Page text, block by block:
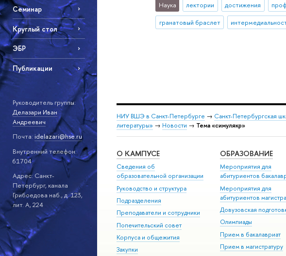
Семинар
Круглый стол
ЭБР
Публикации
Руководитель группы:
Делазари Иван
Андреевич
Почта: idelazari@hse.ru
Внутренний телефон:
61704
Адрес: Санкт-
Петербург, канала
Грибоедова наб., д. 123,
лит. А, 224
Наука лектории достижения
гранатовый браслет
НИУ ВШЭ в Санкт-Петербурге → Санкт-Петербургская
литературы» → Новости → Тема «симулякр»
О КАМПУСЕ
Сведения об
образовательной организации
Руководство и структура
Подразделения
Преподаватели и сотрудники
Попечительский совет
Корпуса и общежития
Закупки
ОБРАЗОВАНИЕ
Мероприятия для
абитуриентов
Мероприятия для
абитуриентов
Довузовская
Олимпиады
Прием в бакалавриат
Прием в магистратуру